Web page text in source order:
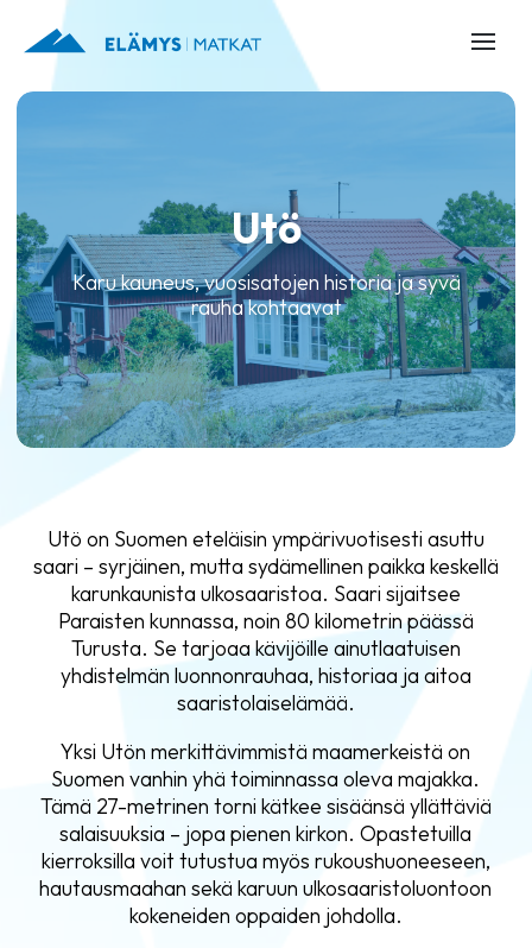
Utö
Karu kauneus, vuosisatojen historia ja syvä
rauha kohtaavat
Utö on Suomen eteläisin ympärivuotisesti asuttu
saari – syrjäinen, mutta sydämellinen paikka keskellä
karunkaunista ulkosaaristoa. Saari sijaitsee
Paraisten kunnassa, noin 80 kilometrin päässä
Turusta. Se tarjoaa kävijöille ainutlaatuisen
yhdistelmän luonnonrauhaa, historiaa ja aitoa
saaristolaiselämää.
Yksi Utön merkittävimmistä maamerkeistä on
Suomen vanhin yhä toiminnassa oleva majakka.
Tämä 27-metrinen torni kätkee sisäänsä yllättäviä
salaisuuksia – jopa pienen kirkon. Opastetuilla
kierroksilla voit tutustua myös rukoushuoneeseen,
hautausmaahan sekä karuun ulkosaaristoluontoon
kokeneiden oppaiden johdolla.